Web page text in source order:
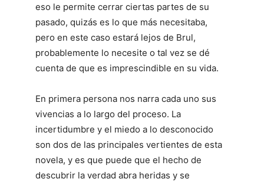
eso le permite cerrar ciertas partes de su
pasado, quizás es lo que más necesitaba,
pero en este caso estará lejos de Brul,
probablemente lo necesite o tal vez se dé
cuenta de que es imprescindible en su vida.
En primera persona nos narra cada uno sus
vivencias a lo largo del proceso. La
incertidumbre y el miedo a lo desconocido
son dos de las principales vertientes de esta
novela, y es que puede que el hecho de
descubrir la verdad abra heridas y se